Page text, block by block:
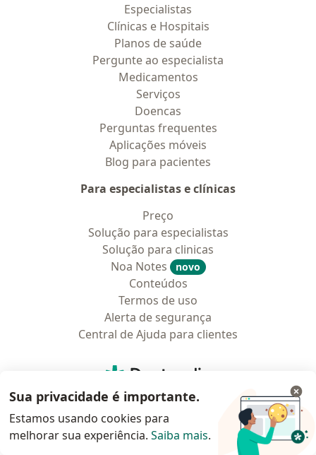
Especialistas
Clínicas e Hospitais
Planos de saúde
Pergunte ao especialista
Medicamentos
Serviços
Doencas
Perguntas frequentes
Aplicações móveis
Blog para pacientes
Para especialistas e clínicas
Preço
Solução para especialistas
Solução para clinicas
Noa Notes
novo
Conteúdos
Termos de uso
Alerta de segurança
Central de Ajuda para clientes
Doctoralia - Homepage
Doctoralia Brasil Serviços Online e Software Ltda
Rua Visconde do Rio Branco, 1488 - 2º andar - Batel
80420-210 Curitiba (Paraná), Brasil
Sua privacidade é importante.
Estamos usando cookies para
melhorar sua experiência. Saiba mais.